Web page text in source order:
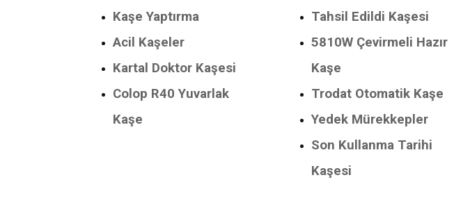
Kaşe Yaptırma
Acil Kaşeler
Kartal Doktor Kaşesi
Colop R40 Yuvarlak
Kaşe
Tahsil Edildi Kaşesi
5810W Çevirmeli Hazır
Kaşe
Trodat Otomatik Kaşe
Yedek Mürekkepler
Son Kullanma Tarihi
Kaşesi